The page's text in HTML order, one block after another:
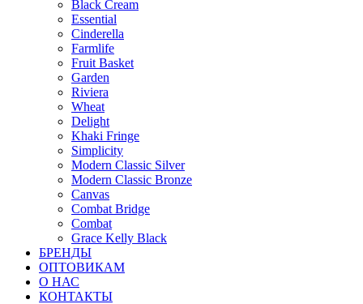
Black Cream
Essential
Cinderella
Farmlife
Fruit Basket
Garden
Riviera
Wheat
Delight
Khaki Fringe
Simplicity
Modern Classic Silver
Modern Classic Bronze
Canvas
Combat Bridge
Combat
Grace Kelly Black
БРЕНДЫ
ОПТОВИКАМ
О НАС
КОНТАКТЫ